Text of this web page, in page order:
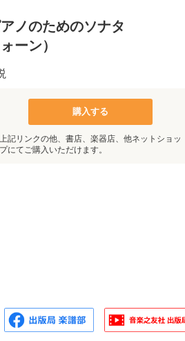
ノのためのソナタ
ーン）
購入する
上記リンクの他、書店、楽器店、他ネットショッ
プにてご購入いただけます。